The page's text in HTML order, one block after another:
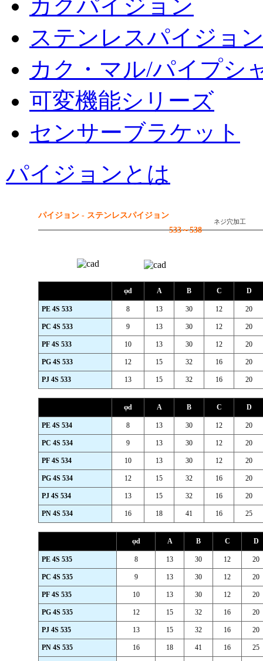
カクパイジョン
ステンレスパイジョ
カク・マル/パイプシ
可変機能シリーズ
センサーブラケット
パイジョンとは
パイジョン - ステンレスパイジョン
533～538
ネジ穴加工
φd A B C D
PE 4S 533 8 13 30 12 20
PC 4S 533 9 13 30 12 20
PF 4S 533 10 13 30 12 20
PG 4S 533 12 15 32 16 20
PJ 4S 533 13 15 32 16 20
φd A B C D
PE 4S 534 8 13 30 12 20
PC 4S 534 9 13 30 12 20
PF 4S 534 10 13 30 12 20
PG 4S 534 12 15 32 16 20
PJ 4S 534 13 15 32 16 20
PN 4S 534 16 18 41 16 25
φd A B C D
PE 4S 535 8 13 30 12 20
PC 4S 535 9 13 30 12 20
PF 4S 535 10 13 30 12 20
PG 4S 535 12 15 32 16 20
PJ 4S 535 13 15 32 16 20
PN 4S 535 16 18 41 16 25